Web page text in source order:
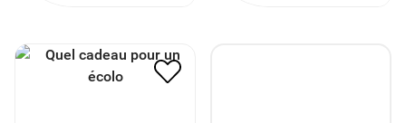
47.50€